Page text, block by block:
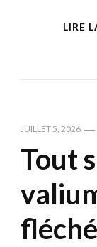
LIRE
JUILLET 5, 2026
Tout